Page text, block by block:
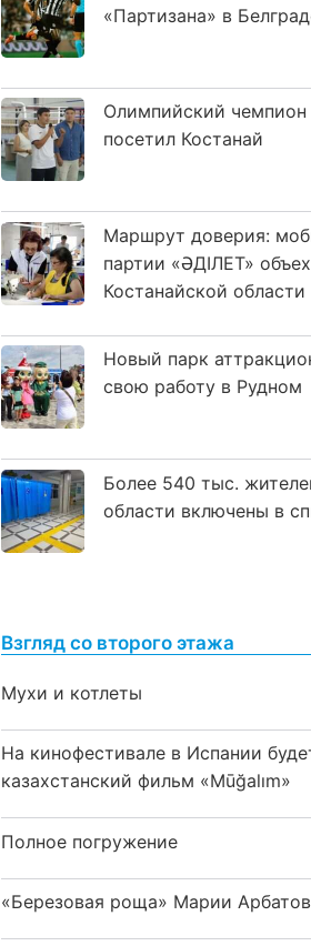
«Партизана» в
Олимпийский
посетил Костанай
Маршрут доверия:
партии «ӘДІЛЕТ»
Костанайской области
Новый парк
свою работу в Рудном
Более 540 тыс.
области включены в
Взгляд со второго этажа
Мухи и котлеты
На кинофестивале в Испании
казахстанский фильм «Mūğalım»
Полное погружение
«Березовая роща» Марии